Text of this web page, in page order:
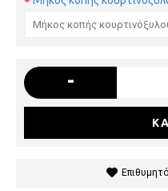
-
Επιθυμητό